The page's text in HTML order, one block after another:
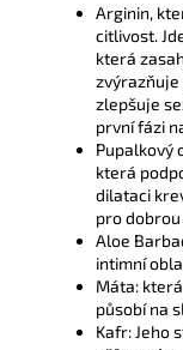
Arginin,
citlivost.
která
zvýrazňuje
zlepšuje
první fázi
Pupalkový
která
dilataci
pro
Aloe
intimní
Máta:
působí na
Kafr: Jeho